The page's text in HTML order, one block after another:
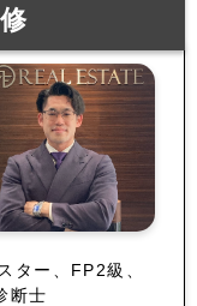
ター、FP2級、
断士